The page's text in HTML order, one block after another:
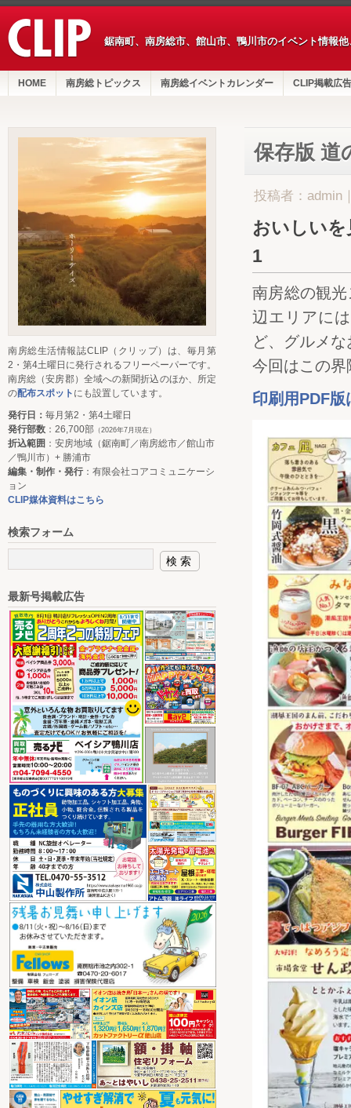
鋸南町、南房総市、館山市、鴨川市のイベント情報
HOME 南房総トピックス 南房総イベントカレンダー CLIP掲載広告
保存版 道
投稿者：admin
おいしい
1
南房総の観
辺エリアに
ど、グルメ
今回はこの
印刷用PDF版
南房総生活情報誌CLIP（クリップ）は、毎月第
2・第4土曜日に発行されるフリーペーパーです。
南房総（安房郡）全域への新聞折込のほか、所定
の配布スポット にも設置しています。
発行日： 毎月第2・第4土曜日
発行部数 ：26,700部 （2026年7月現在）
折込範囲 ：安房地域（鋸南町／南房総市／館山市
／鴨川市）+ 勝浦市
編集・制作・発行：有限会社コアコミュニケーシ
ョン
CLIP媒体資料はこちら
検索フォーム
最新号掲載広告